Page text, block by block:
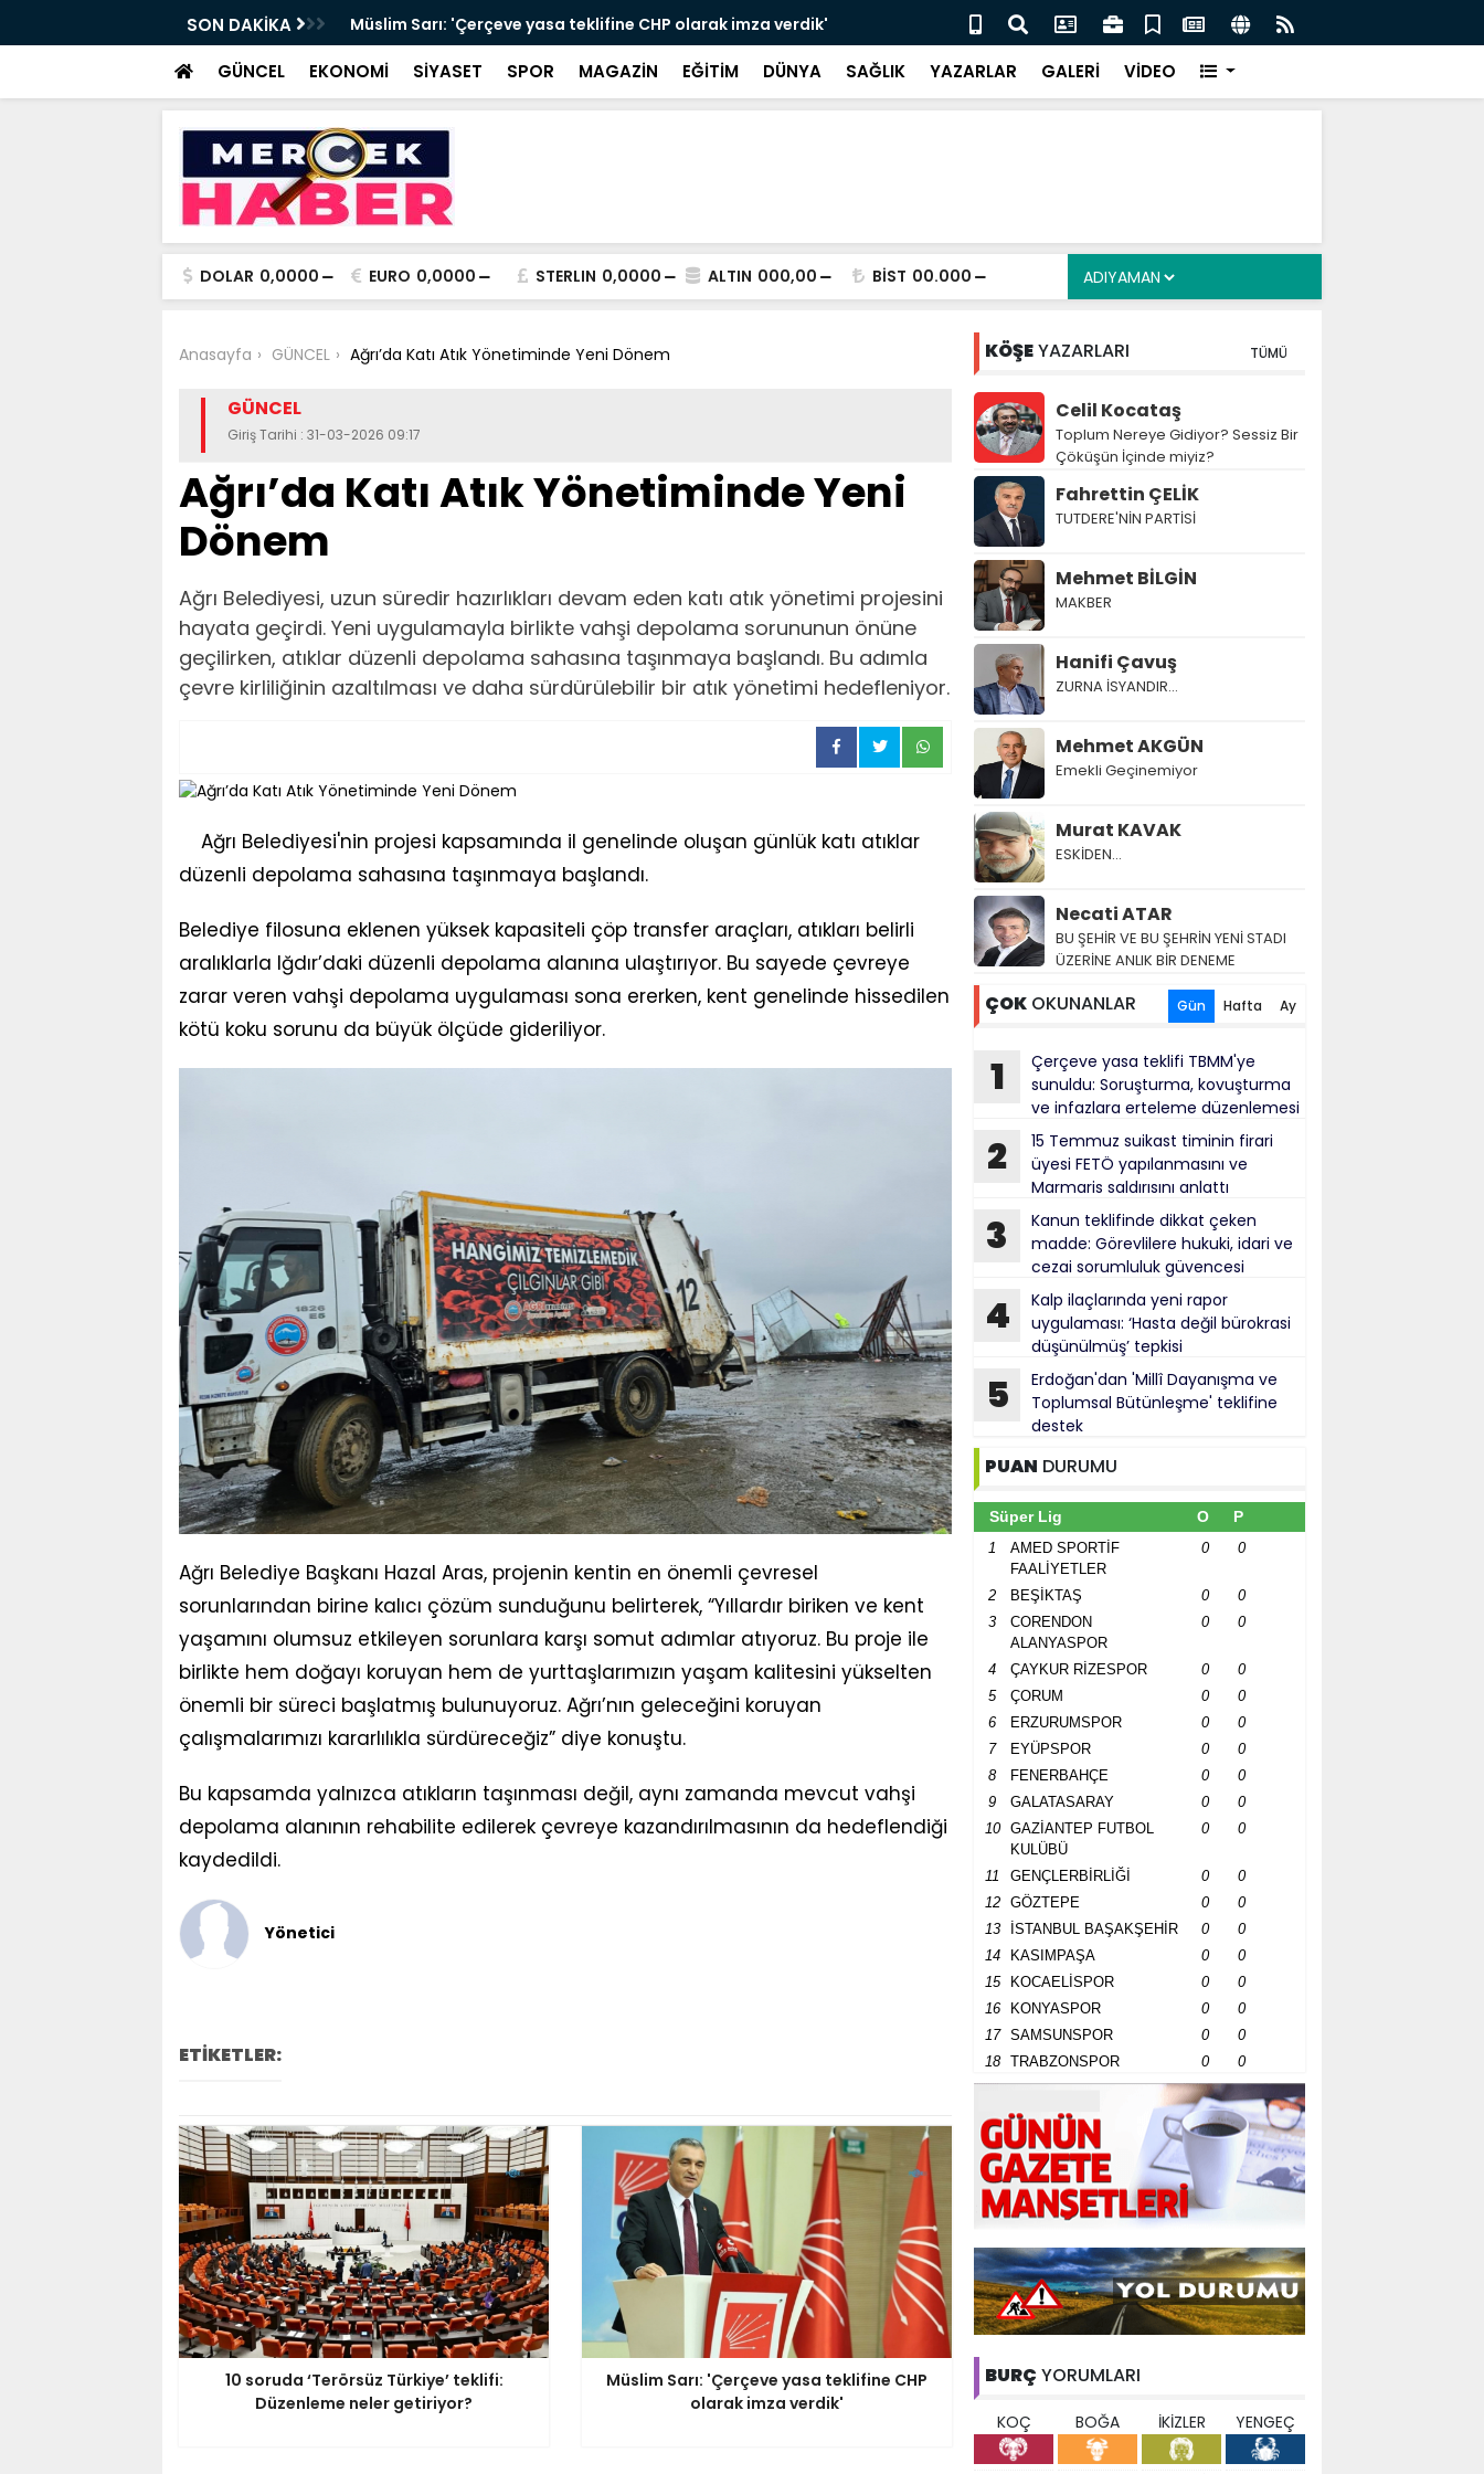
SON DAKİKA
teklifi: Düzenleme neler getiriyor? Müslim Sarı: 'Çerçeve yasa teklifine CHP olarak imza verdik'
Erdoğan'dan 'Millî Dayanışma ve Toplumsal Bütünleşme' teklifine
destek
GÜNCEL EKONOMİ SİYASET SPOR MAGAZİN EĞİTİM DÜNYA SAĞLIK YAZARLAR GALERİ VİDEO
DOLAR 0,0000 EURO 0,0000 STERLIN 0,0000 ALTIN 000,00 BİST 00.000
Anasayfa GÜNCEL Ağrı’da Katı Atık Yönetiminde Yeni Dönem
GÜNCEL
Giriş Tarihi : 31-03-2026 09:17
Ağrı’da Katı Atık Yönetiminde Yeni
Dönem
Ağrı Belediyesi, uzun süredir hazırlıkları devam eden katı atık yönetimi projesini
hayata geçirdi. Yeni uygulamayla birlikte vahşi depolama sorununun önüne
geçilirken, atıklar düzenli depolama sahasına taşınmaya başlandı. Bu adımla
çevre kirliliğinin azaltılması ve daha sürdürülebilir bir atık yönetimi hedefleniyor.
Ağrı Belediyesi'nin projesi kapsamında il genelinde oluşan günlük katı atıklar
düzenli depolama sahasına taşınmaya başlandı.
Belediye filosuna eklenen yüksek kapasiteli çöp transfer araçları, atıkları belirli
aralıklarla Iğdır’daki düzenli depolama alanına ulaştırıyor. Bu sayede çevreye
zarar veren vahşi depolama uygulaması sona ererken, kent genelinde hissedilen
kötü koku sorunu da büyük ölçüde gideriliyor.
Ağrı Belediye Başkanı Hazal Aras, projenin kentin en önemli çevresel
sorunlarından birine kalıcı çözüm sunduğunu belirterek, “Yıllardır biriken ve kent
yaşamını olumsuz etkileyen sorunlara karşı somut adımlar atıyoruz. Bu proje ile
birlikte hem doğayı koruyan hem de yurttaşlarımızın yaşam kalitesini yükselten
önemli bir süreci başlatmış bulunuyoruz. Ağrı’nın geleceğini koruyan
çalışmalarımızı kararlılıkla sürdüreceğiz” diye konuştu.
Bu kapsamda yalnızca atıkların taşınması değil, aynı zamanda mevcut vahşi
depolama alanının rehabilite edilerek çevreye kazandırılmasının da hedeflendiği
kaydedildi.
Yönetici
ETİKETLER:
10 soruda ‘Terörsüz Türkiye’ teklifi:
Düzenleme neler getiriyor?
Müslim Sarı: 'Çerçeve yasa teklifine CHP
olarak imza verdik'
KÖŞEYAZARLARI TÜMÜ
Celil Kocataş
Toplum Nereye Gidiyor? Sessiz Bir
Çöküşün İçinde miyiz?
Fahrettin ÇELİK
TUTDERE'NİN PARTİSİ
Mehmet BİLGİN
MAKBER
Hanifi Çavuş
ZURNA İSYANDIR...
Mehmet AKGÜN
Emekli Geçinemiyor
Murat KAVAK
ESKİDEN...
Necati ATAR
BU ŞEHİR VE BU ŞEHRİN YENİ STADI
ÜZERİNE ANLIK BİR DENEME
ÇOK OKUNANLAR Gün Hafta Ay
1
Çerçeve yasa teklifi TBMM'ye
sunuldu: Soruşturma, kovuşturma
ve infazlara erteleme düzenlemesi
2
15 Temmuz suikast timinin firari
üyesi FETÖ yapılanmasını ve
Marmaris saldırısını anlattı
3
Kanun teklifinde dikkat çeken
madde: Görevlilere hukuki, idari ve
cezai sorumluluk güvencesi
4
Kalp ilaçlarında yeni rapor
uygulaması: ‘Hasta değil bürokrasi
düşünülmüş’ tepkisi
5
Erdoğan'dan 'Millî Dayanışma ve
Toplumsal Bütünleşme' teklifine
destek
PUAN DURUMU
Süper Lig O P
1
AMED SPORTİF
FAALİYETLER
0 0
2 BEŞİKTAŞ 0
0
3
CORENDON
ALANYASPOR
0 0
4 ÇAYKUR RİZESPOR 0
0
5
ÇORUM 0
0
6
ERZURUMSPOR 0
0
7
EYÜPSPOR 0
0
8
FENERBAHÇE 0
0
9
GALATASARAY 0
0
10
GAZİANTEP FUTBOL
KULÜBÜ
0 0
11 GENÇLERBİRLİĞİ 0
0
12
GÖZTEPE 0
0
13
İSTANBUL BAŞAKŞEHİR 0
0
14
KASIMPAŞA 0
0
15
KOCAELİSPOR 0
0
16
KONYASPOR 0
0
17
SAMSUNSPOR 0
0
18
TRABZONSPOR 0 0
BURÇ YORUMLARI
KOÇ BOĞA İKİZLER YENGEÇ